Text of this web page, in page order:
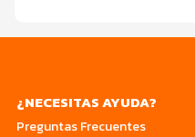
¿NECESITAS AYUDA?
Preguntas Frecuentes